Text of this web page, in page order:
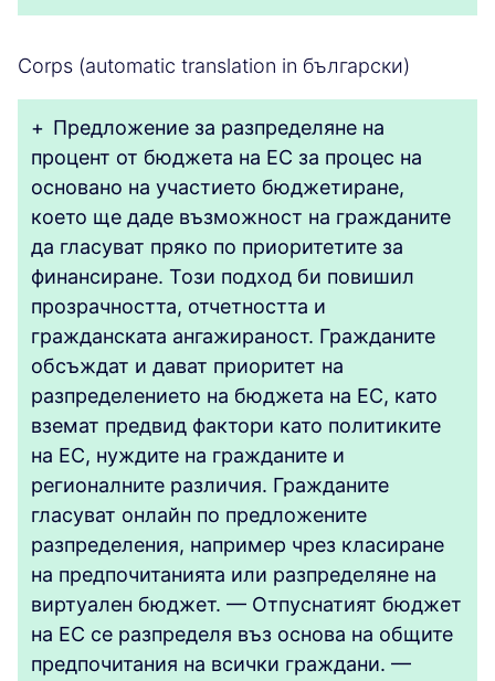
Corps (automatic translation in български)
+ Предложение за разпределяне на
процент от бюджета на ЕС за процес на
основано на участието бюджетиране,
което ще даде възможност на гражданите
да гласуват пряко по приоритетите за
финансиране. Този подход би повишил
прозрачността, отчетността и
гражданската ангажираност. Гражданите
обсъждат и дават приоритет на
разпределението на бюджета на ЕС, като
вземат предвид фактори като политиките
на ЕС, нуждите на гражданите и
регионалните различия. Гражданите
гласуват онлайн по предложените
разпределения, например чрез класиране
на предпочитанията или разпределяне на
виртуален бюджет. — Отпуснатият бюджет
на ЕС се разпределя въз основа на общите
предпочитания на всички граждани. —